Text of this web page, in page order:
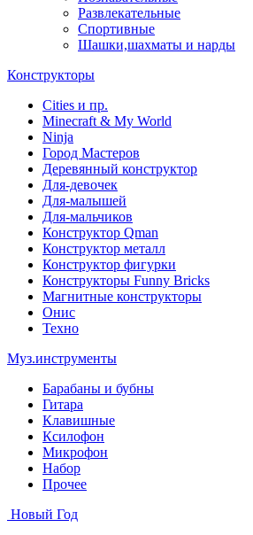
Развлекательные
Спортивные
Шашки,шахматы и нарды
Конструкторы
Cities и пр.
Minecraft & My World
Ninja
Город Мастеров
Деревянный конструктор
Для-девочек
Для-малышей
Для-мальчиков
Конструктор Qman
Конструктор металл
Конструктор фигурки
Конструкторы Funny Bricks
Магнитные конструкторы
Онис
Техно
Муз.инструменты
Барабаны и бубны
Гитара
Клавишные
Ксилофон
Микрофон
Набор
Прочее
Новый Год